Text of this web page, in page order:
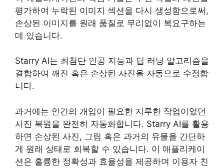
평가하여 누락된 이미지 섹션을 다시 생성함으로써,
손상된 이미지를 원래 품질로 무리없이 복요구하는
데 있습니다.
Starry AI는 최첨단 인공 지능과 딥 러닝 알고리즘을
결합하여 깨진 혹은 손상된 사진을 자동으로 수정합
니다.
과거에는 인간의 개입이 필요한 지루한 작업이었던
사진 복원을 완전히 자동화합니다. Starry AI를 활용
하면 손상된 사진, 그림 혹은 과거의 유물을 간단하
게 원래 상태로 회복할 수 있습니다. 이 애플리케이
션은 훌륭한 정확성과 효율성을 제공하며 이용자 친